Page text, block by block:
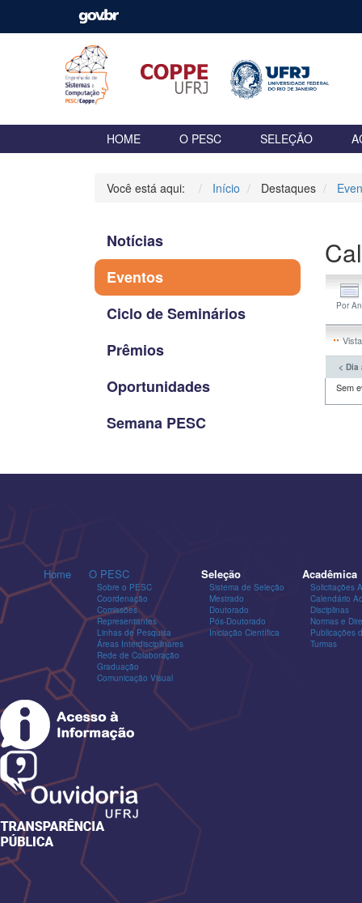
HOME O PESC SELEÇÃO
Você está aqui: Início Destaques
Notícias
Eventos
Ciclo de Seminários
Prêmios
Oportunidades
Semana PESC
< Dia
Sem
Home O PESC
Sobre o PESC
Coordenação
Comissões
Representantes
Linhas de Pesquisa
Áreas Interdisciplinares
Rede de Colaboração
Graduação
Comunicação Visual
Seleção
Sistema de Seleção
Mestrado
Doutorado
Pós-Doutorado
Iniciação Científica
Acadêmica
Solicitações
Calendário
Disciplinas
Normas e
Publicações
Turmas